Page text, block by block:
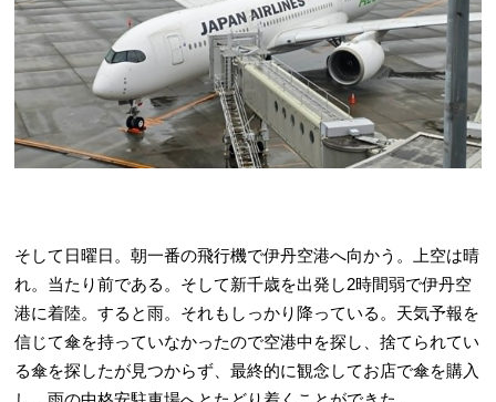
そして日曜日。朝一番の飛行機で伊丹空港へ向かう。上空は晴
れ。当たり前である。そして新千歳を出発し2時間弱で伊丹空
港に着陸。すると雨。それもしっかり降っている。天気予報を
信じて傘を持っていなかったので空港中を探し、捨てられてい
る傘を探したが見つからず、最終的に観念してお店で傘を購入